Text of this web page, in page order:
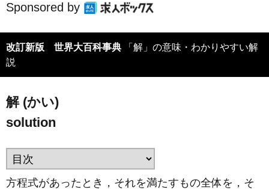
Sponsored by
改訂新版 世界大百科事典
説
解 (かい)
solution
方程式があったとき，それを満たすもの全体を，そ